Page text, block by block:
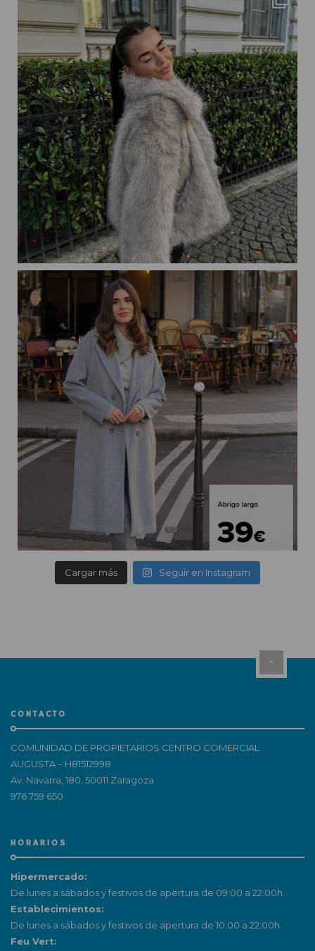
Cargar más Seguir en Instagram
CONTACTO
COMUNIDAD DE PROPIETARIOS CENTRO COMERCIAL
AUGUSTA – H81512998
Av. Navarra, 180, 50011 Zaragoza
976 759 650
HORARIOS
Hipermercado:
De lunes a sábados y festivos de apertura de 09:00 a 22:00h.
Establecimientos:
De lunes a sábados y festivos de apertura de 10:00 a 22:00h.
Feu Vert: